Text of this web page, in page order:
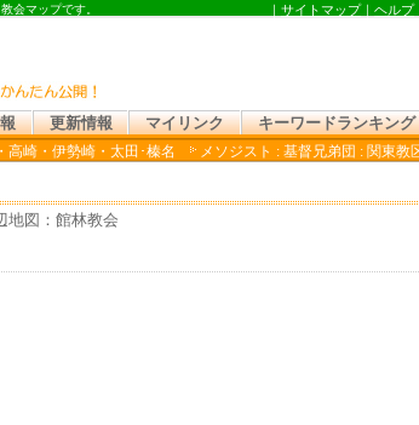
会マップです。 ｜ サイトマップ｜ ヘルプ
更新情報 マイリンク キーワードランキング
高崎・伊勢崎・太田･榛名 メソジスト : 基督兄弟団 : 関東教
図：館林教会